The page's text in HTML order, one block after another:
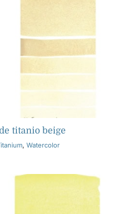
titanio beige
, Watercolor